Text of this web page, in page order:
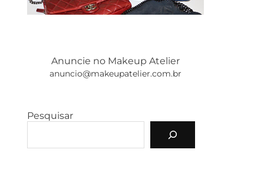
Anuncie no Makeup Atelier
anuncio@makeupatelier.com.br
Pesquisar